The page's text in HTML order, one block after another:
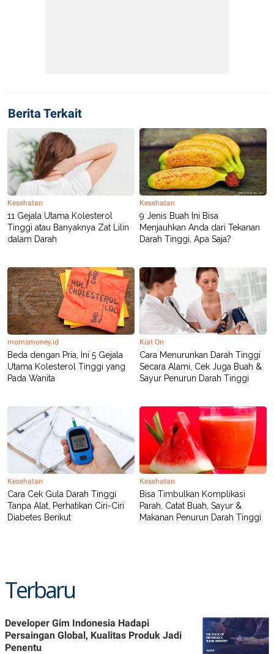
Berita Terkait
Kesehatan
11 Gejala Utama Kolesterol
Tinggi atau Banyaknya Zat Lilin
dalam Darah
Kesehatan
9 Jenis Buah Ini Bisa
Menjauhkan Anda dari Tekanan
Darah Tinggi, Apa Saja?
momsmoney.id
Beda dengan Pria, Ini 5 Gejala
Utama Kolesterol Tinggi yang
Pada Wanita
Kiat On
Cara Menurunkan Darah Tinggi
Secara Alami, Cek Juga Buah &
Sayur Penurun Darah Tinggi
Kesehatan
Cara Cek Gula Darah Tinggi
Tanpa Alat, Perhatikan Ciri-Ciri
Diabetes Berikut
Kesehatan
Bisa Timbulkan Komplikasi
Parah, Catat Buah, Sayur &
Makanan Penurun Darah Tinggi
Terbaru
Developer Gim Indonesia Hadapi
Persaingan Global, Kualitas Produk Jadi
Penentu